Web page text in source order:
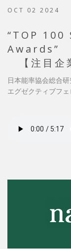
OCT 02 2024
“TOP
Awards”
【注目
日本能率協会総合
エグゼクティブフ